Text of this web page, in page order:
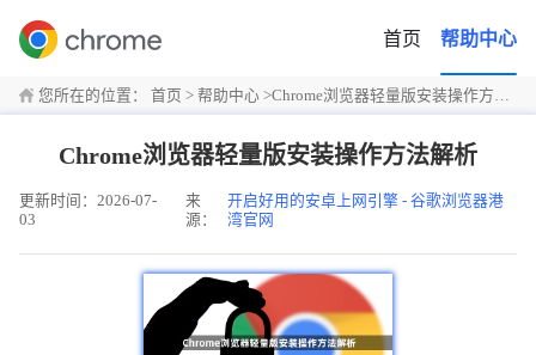
首页 帮助中心
您所在的位置： 首页 > 帮助中心 >Chrome浏览器轻量版安装操作方法解析
Chrome浏览器轻量版安装操作方法解析
更新时间：2026-07-
03
来
源：
开启好用的安卓上网引擎 - 谷歌浏览器港
湾官网